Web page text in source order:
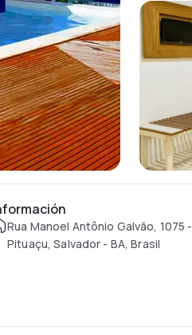
Rua Manoel Antônio Galvão, 1075 -
Pituaçu, Salvador - BA, Brasil